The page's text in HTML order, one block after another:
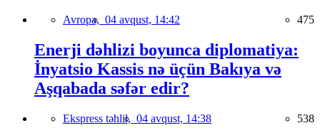
Avropa, 04 avqust, 14:42 475
Enerji dəhlizi boyunca diplomatiya:
İnyatsio Kassis nə üçün Bakıya və
Aşqabada səfər edir?
Ekspress təhlil, 04 avqust, 14:38 538